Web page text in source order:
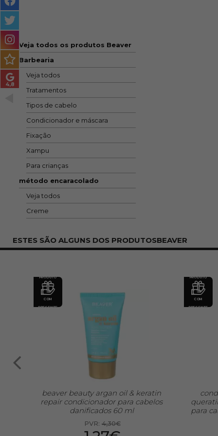
MASCULINO
MÉTODO
ENCARACOLADO
PACOTES DE PRESENTE
OUTLET
BLOG
Veja todos os produtos Beaver
Barbearia
Veja todos
Tratamentos
Tipos de cabelo
Condicionador e máscara
Fixação
Xampu
Para crianças
método encaracolado
Veja todos
Creme
ESTES SÃO ALGUNS DOS PRODUTOSBEAVER
PRODUTO
COM
PRESENTE
beaver beauty argan oil & keratin
repair condicionador para cabelos
danificados 60 ml
PVR:4,30€
PRODUTO
COM
PRESENTE
para